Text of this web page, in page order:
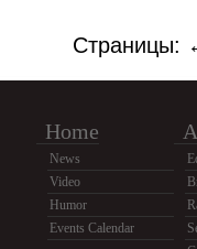
Страницы:
Home
News
Video
Humor
Events Calendar